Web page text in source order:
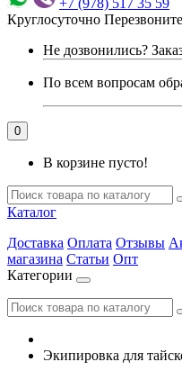
Круглосуточно
Не дозвонились?
По всем вопросам
0
В корзине пусто!
Каталог
Доставка Оплата Отзывы
магазина Статьи Опт
Категории
Экипировка для